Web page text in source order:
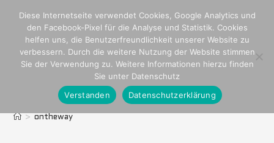
springen
ontheway
> ontheway
Diese Internetseite verwendet Cookies, Google Analytics und
den Facebook-Pixel für die Analyse und Statistik. Cookies
helfen uns, die Benutzerfreundlichkeit unserer Website zu
verbessern. Durch die weitere Nutzung der Website stimmen
Sie der Verwendung zu. Weitere Informationen hierzu finden
Sie unter Datenschutz
Verstanden
Datenschutzerklärung